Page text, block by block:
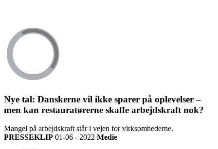
Nye tal: Danskerne vil ikke sparer på oplevelser –
men kan restauratørerne skaffe arbejdskraft nok?
Mangel på arbejdskraft står i vejen for virksomhederne.
PRESSEKLIP 01-06 - 2022 Medie